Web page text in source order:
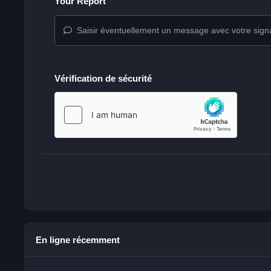
Saisir éventuellement un message avec votre
Vérification de sécurité
En ligne récemment